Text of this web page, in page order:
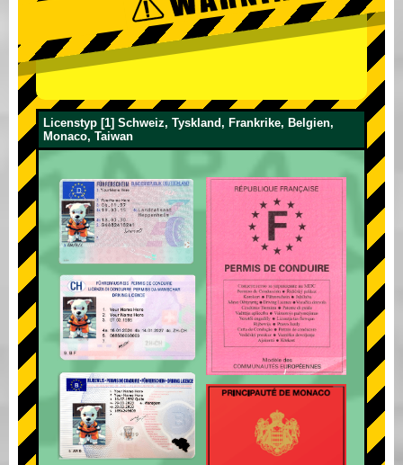
Licenstyp [1] Schweiz, Tyskland, Frankrike, Belgien,
Monaco, Taiwan